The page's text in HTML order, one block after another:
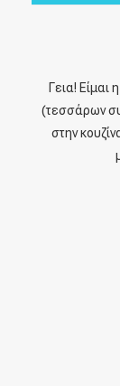
Γεια! Είμαι
(τεσσάρων
στην